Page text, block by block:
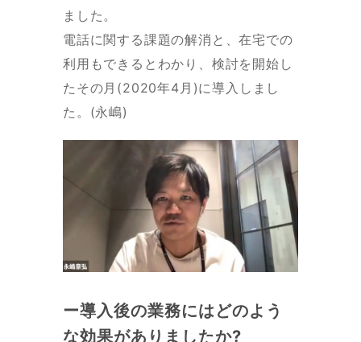
ました。
電話に関する課題の解消と、在宅での
利用もできるとわかり、検討を開始し
たその月(2020年4月)に導入しまし
た。(永嶋)
ー導入後の業務にはどのよう
な効果がありましたか?